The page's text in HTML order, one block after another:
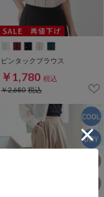
ピンタックブラウス
￥1,780 税込
￥2,680税込